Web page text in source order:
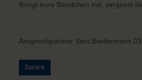
Bringt eure Bändchen mit, vergesst
Ansprechpartner Sten Biedermann
Zurück